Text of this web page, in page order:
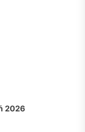
2026